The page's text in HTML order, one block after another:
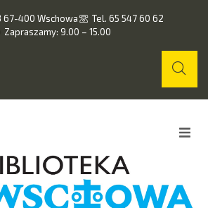
67-400 Wschowa
Tel. 65 547 60 62
Zapraszamy: 9.00 – 15.00
O nas